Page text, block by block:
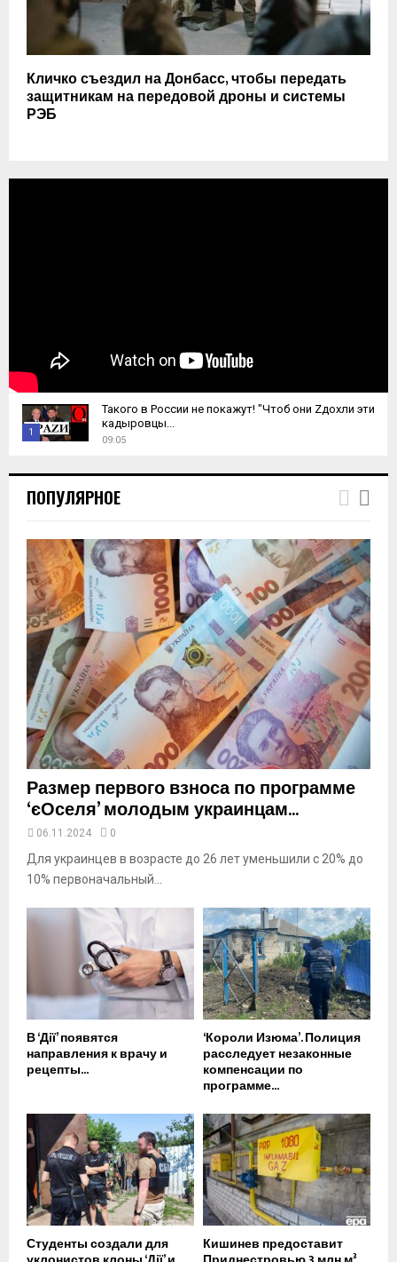
Кличко съездил на Донбасс, чтобы передать
защитникам на передовой дроны и системы
РЭБ
1
h
u
a
y
u
e
Такого в России не покажут! "Чтоб они Zдохли эти
кадыровцы...
09:05
ПОПУЛЯРНОЕ
Размер первого взноса по программе
‘єОселя’ молодым украинцам...
06.11.2024 0
Для украинцев в возрасте до 26 лет уменьшили с 20% до
10% первоначальный...
В ‘Дії’ появятся
направления к врачу и
рецепты...
‘Короли Изюма’. Полиция
расследует незаконные
компенсации по
программе...
Студенты создали для Кишинев предоставит